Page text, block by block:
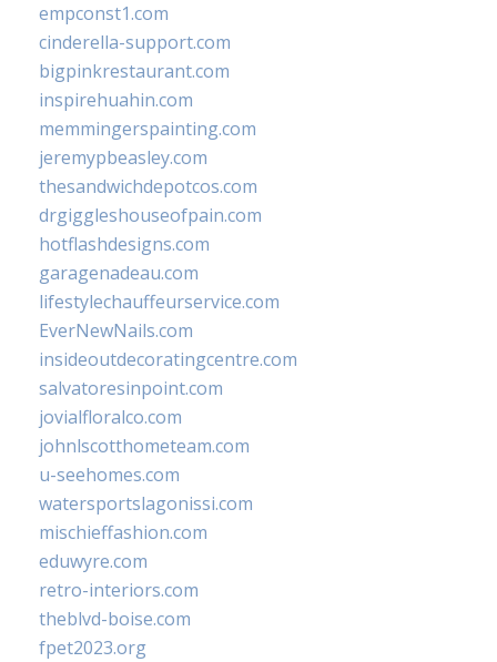
empconst1.com
cinderella-support.com
bigpinkrestaurant.com
inspirehuahin.com
memmingerspainting.com
jeremypbeasley.com
thesandwichdepotcos.com
drgiggleshouseofpain.com
hotflashdesigns.com
garagenadeau.com
lifestylechauffeurservice.com
EverNewNails.com
insideoutdecoratingcentre.com
salvatoresinpoint.com
jovialfloralco.com
johnlscotthometeam.com
u-seehomes.com
watersportslagonissi.com
mischieffashion.com
eduwyre.com
retro-interiors.com
theblvd-boise.com
fpet2023.org